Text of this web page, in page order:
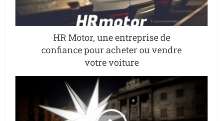
HR Motor, une entreprise de
confiance pour acheter ou vendre
votre voiture